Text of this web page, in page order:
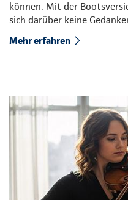
können. Mit der
sich darüber keine
Mehr erfahren